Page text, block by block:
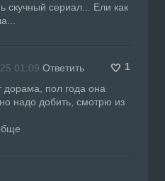
скучный сериал... Ели как
01:09 Ответить
1
дорама, пол года она
надо добить, смотрю из